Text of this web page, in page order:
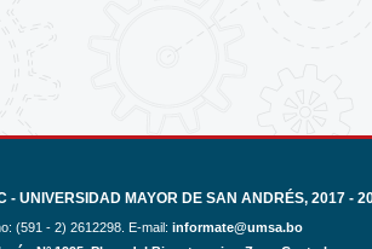
- UNIVERSIDAD MAYOR DE SAN ANDRÉS, 2017 -
(591 - 2) 2612298. E-mail: informate@umsa.bo